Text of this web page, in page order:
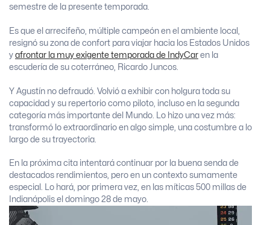
semestre de la presente temporada.
Es que el arrecifeño, múltiple campeón en el ambiente local,
resignó su zona de confort para viajar hacia los Estados Unidos
y afrontar la muy exigente temporada de IndyCar en la
escudería de su coterráneo, Ricardo Juncos.
Y Agustín no defraudó. Volvió a exhibir con holgura toda su
capacidad y su repertorio como piloto, incluso en la segunda
categoría más importante del Mundo. Lo hizo una vez más:
transformó lo extraordinario en algo simple, una costumbre a lo
largo de su trayectoria.
En la próxima cita intentará continuar por la buena senda de
destacados rendimientos, pero en un contexto sumamente
especial. Lo hará, por primera vez, en las míticas 500 millas de
Indianápolis el domingo 28 de mayo.